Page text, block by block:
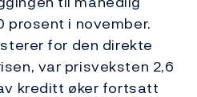
prosent i november.
for den direkte
var prisveksten 2,6
kreditt øker fortsatt